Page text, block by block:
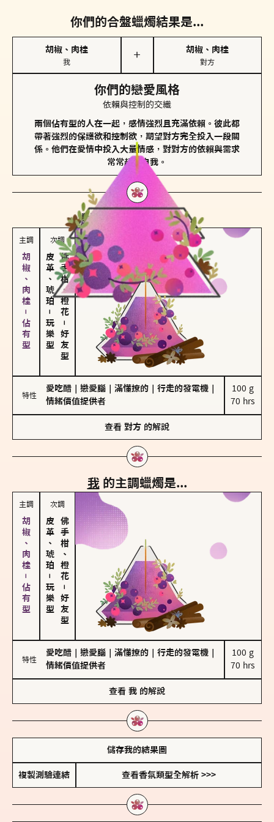
你們的合盤蠟燭結果是...
胡椒、肉桂
我
＋
胡椒、肉桂
對方
你們的戀愛風格
依賴與控制的交織
兩個佔有型的人在一起，感情強烈且充滿依賴。彼此都
帶著強烈的保護欲和控制欲，期望對方完全投入一段關
係。他們在愛情中投入大量情感，對對方的依賴與需求
常常超越自我。
對方 的主調蠟燭是...
主調
胡椒、肉桂－佔有型
次調
皮革、琥珀
－
玩樂型
佛手柑、橙花
－
好友型
特性
愛吃醋 戀愛腦 滿懂撩的 行走的發電機
情緒價值提供者
100 g
70 hrs
查看 對方 的解說
我 的主調蠟燭是...
主調
胡椒、肉桂－佔有型
次調
皮革、琥珀
－
玩樂型
佛手柑、橙花
－
好友型
特性
愛吃醋 戀愛腦 滿懂撩的 行走的發電機
情緒價值提供者
100 g
70 hrs
查看 我 的解說
儲存我的結果圖
複製測驗連結 查看香氛類型全解析 >>>